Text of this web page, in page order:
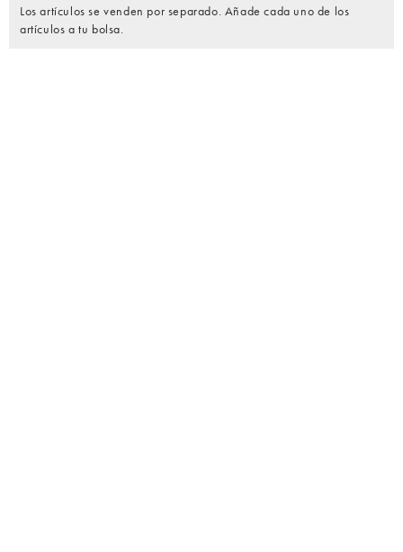
Los artículos se venden por separado. Añade cada uno de los
artículos a tu bolsa.